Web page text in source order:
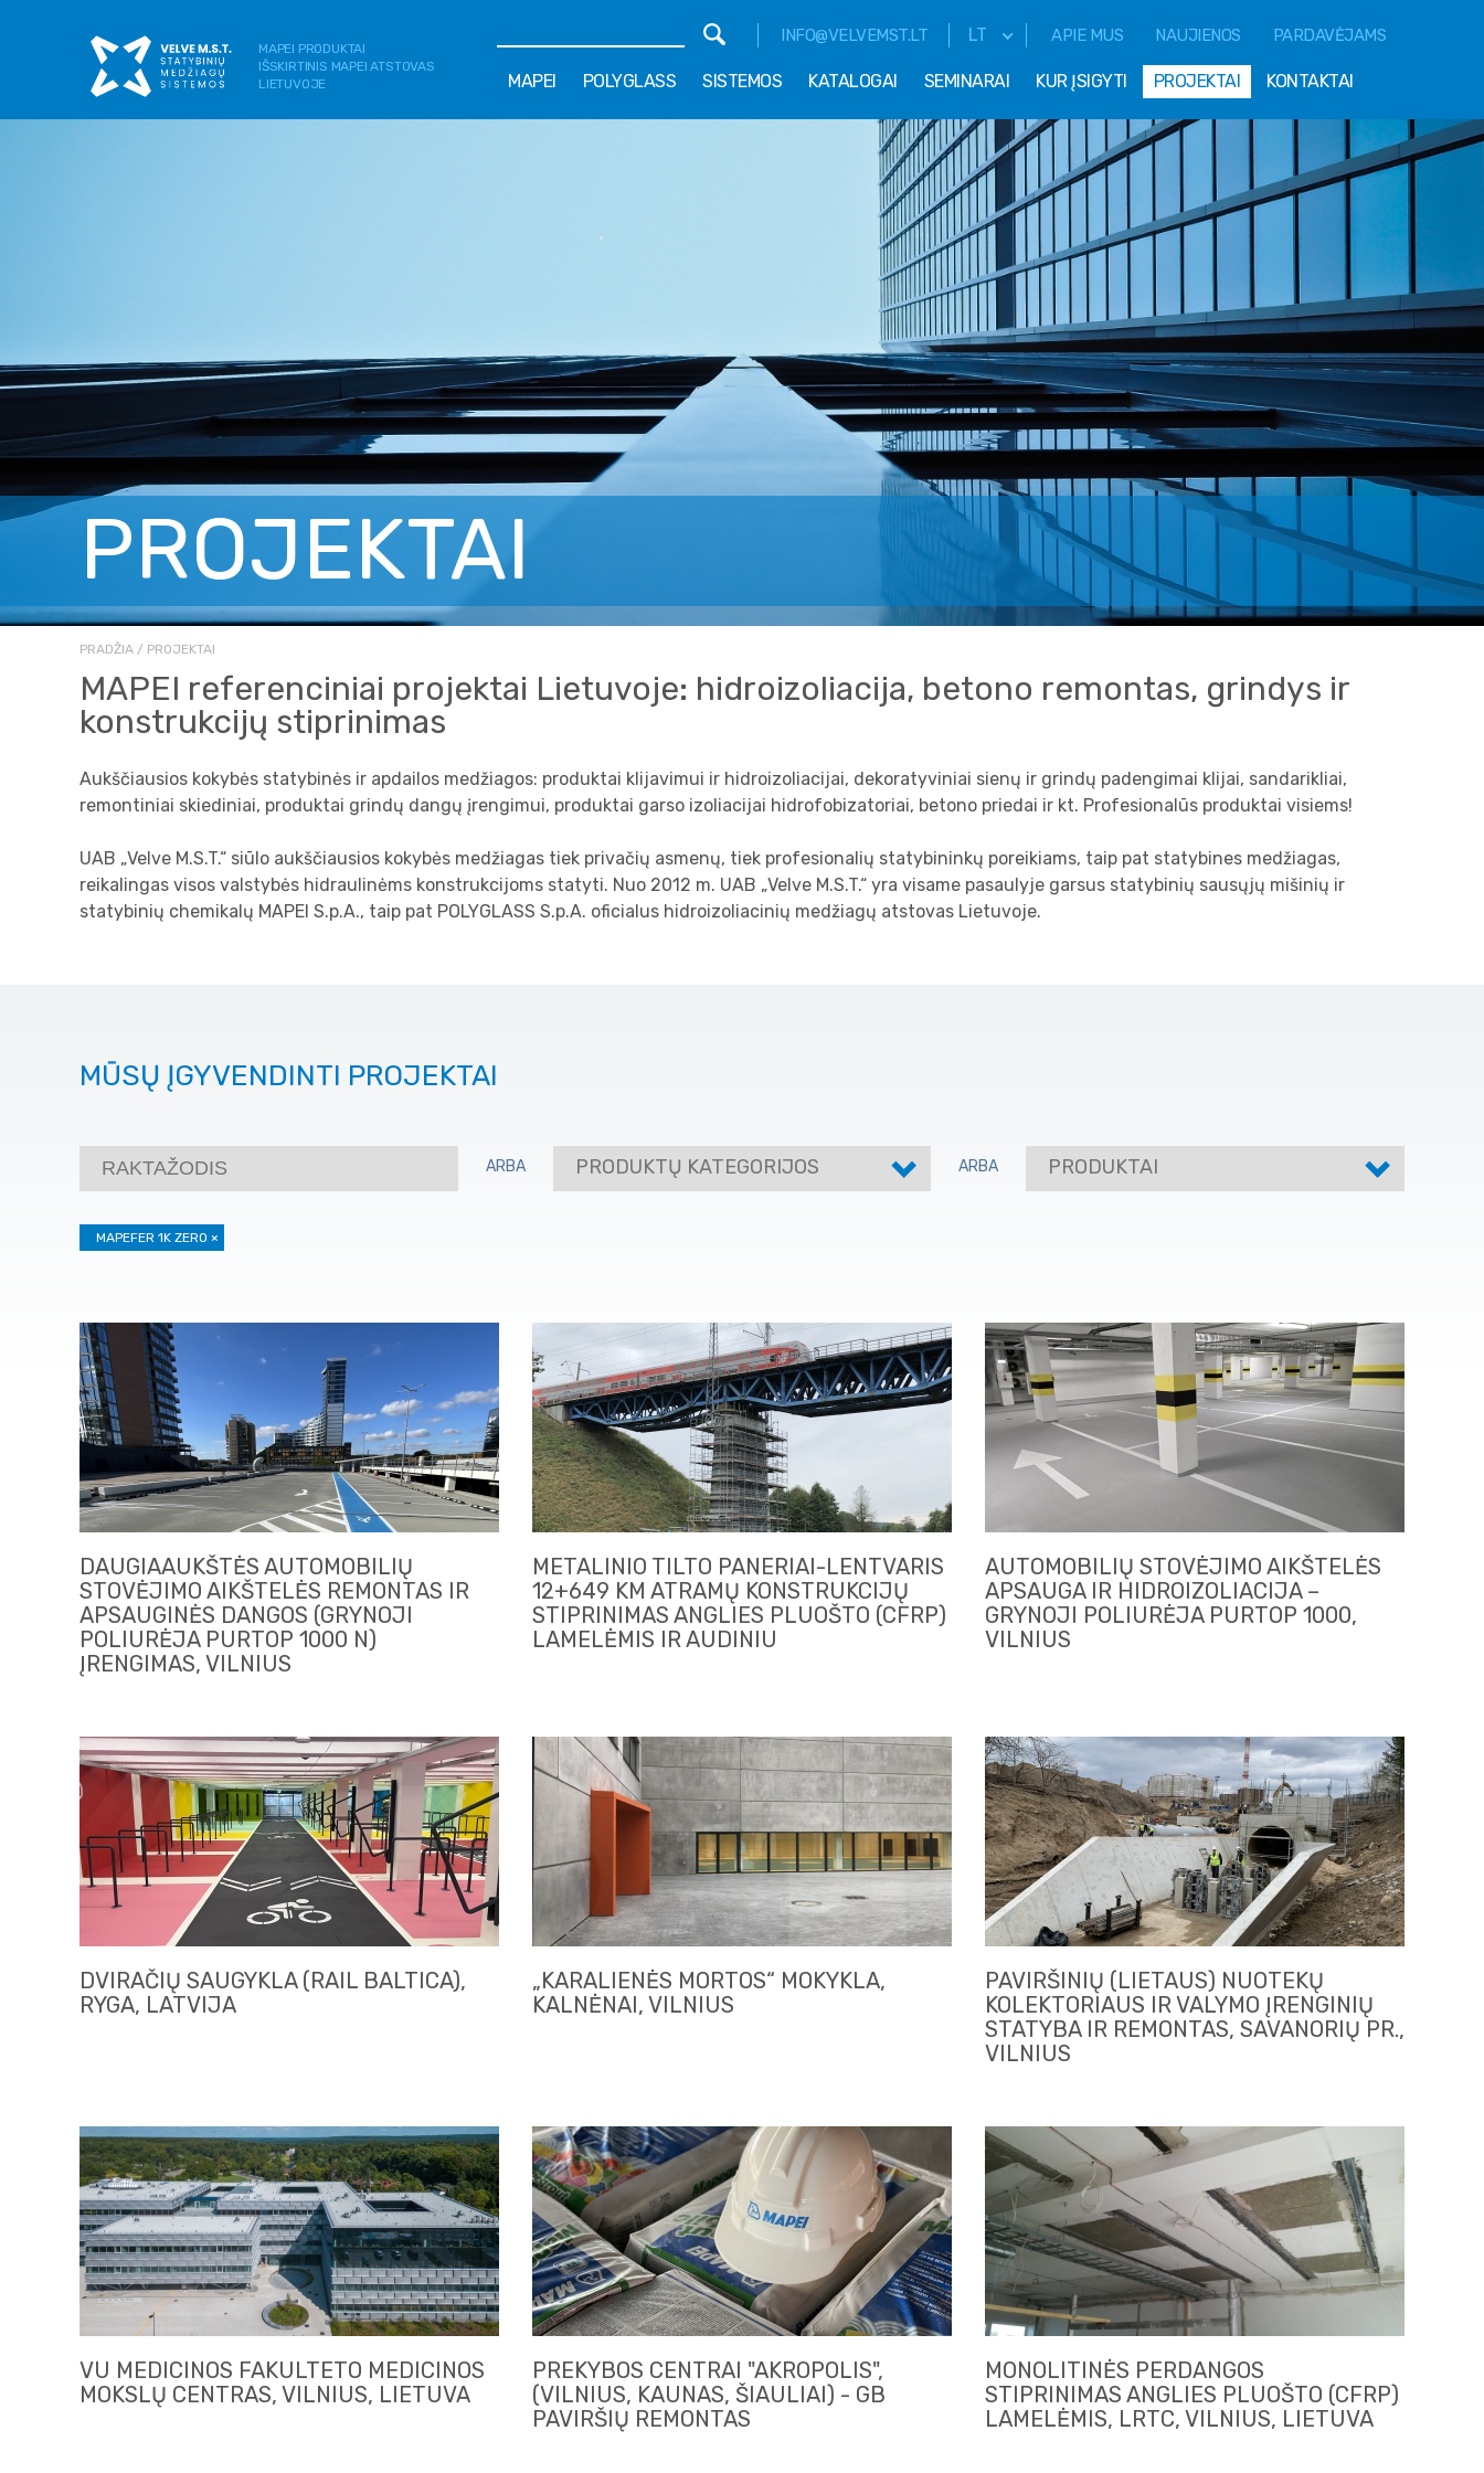
MAPEI PRODUKTAI
IŠSKIRTINIS MAPEI ATSTOVAS
LIETUVOJE
APIE MUS NAUJIENOS PARDAVĖJAMS
LT
INFO@VELVEMST.LT
MAPEI POLYGLASS SISTEMOS KATALOGAI SEMINARAI KUR ĮSIGYTI PROJEKTAI KONTAKTAI
PROJEKTAI
PRADŽIA PROJEKTAI
MAPEI referenciniai projektai Lietuvoje: hidroizoliacija, betono remontas, grindys ir
konstrukcijų stiprinimas
Aukščiausios kokybės statybinės ir apdailos medžiagos: produktai klijavimui ir hidroizoliacijai, dekoratyviniai sienų ir grindų padengimai klijai, sandarikliai,
remontiniai skiediniai, produktai grindų dangų įrengimui, produktai garso izoliacijai hidrofobizatoriai, betono priedai ir kt. Profesionalūs produktai visiems!
UAB „Velve M.S.T.“ siūlo aukščiausios kokybės medžiagas tiek privačių asmenų, tiek profesionalių statybininkų poreikiams, taip pat statybines medžiagas,
reikalingas visos valstybės hidraulinėms konstrukcijoms statyti. Nuo 2012 m. UAB „Velve M.S.T.“ yra visame pasaulyje garsus statybinių sausųjų mišinių ir
statybinių chemikalų MAPEI S.p.A., taip pat POLYGLASS S.p.A. oficialus hidroizoliacinių medžiagų atstovas Lietuvoje.
MŪSŲ ĮGYVENDINTI PROJEKTAI
ARBA PRODUKTŲ KATEGORIJOS ARBA PRODUKTAI
MAPEFER 1K ZERO ×
DAUGIAAUKŠTĖS AUTOMOBILIŲ
STOVĖJIMO AIKŠTELĖS REMONTAS IR
APSAUGINĖS DANGOS (GRYNOJI
POLIURĖJA PURTOP 1000 N)
ĮRENGIMAS, VILNIUS
METALINIO TILTO PANERIAI-LENTVARIS
12+649 KM ATRAMŲ KONSTRUKCIJŲ
STIPRINIMAS ANGLIES PLUOŠTO (CFRP)
LAMELĖMIS IR AUDINIU
AUTOMOBILIŲ STOVĖJIMO AIKŠTELĖS
APSAUGA IR HIDROIZOLIACIJA –
GRYNOJI POLIURĖJA PURTOP 1000,
VILNIUS
DVIRAČIŲ SAUGYKLA (RAIL BALTICA),
RYGA, LATVIJA
„KARALIENĖS MORTOS“ MOKYKLA,
KALNĖNAI, VILNIUS
PAVIRŠINIŲ (LIETAUS) NUOTEKŲ
KOLEKTORIAUS IR VALYMO ĮRENGINIŲ
STATYBA IR REMONTAS, SAVANORIŲ PR.,
VILNIUS
VU MEDICINOS FAKULTETO MEDICINOS
MOKSLŲ CENTRAS, VILNIUS, LIETUVA
PREKYBOS CENTRAI "AKROPOLIS",
(VILNIUS, KAUNAS, ŠIAULIAI) - GB
PAVIRŠIŲ REMONTAS
MONOLITINĖS PERDANGOS
STIPRINIMAS ANGLIES PLUOŠTO (CFRP)
LAMELĖMIS, LRTC, VILNIUS, LIETUVA